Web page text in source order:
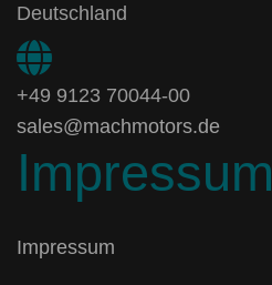
Deutschland
+49 9123 70044-00
sales@machmotors.de
Impressum
Impressum